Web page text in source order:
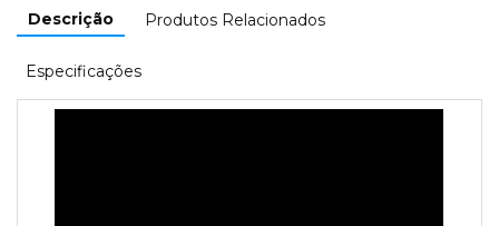
Descrição Produtos Relacionados
Especificações